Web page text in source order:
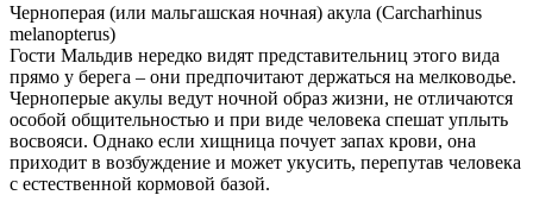
Черноперая (или мальгашская ночная) акула (Carcharhinus
melanopterus)
Гости Мальдив нередко видят представительниц этого вида
прямо у берега – они предпочитают держаться на мелководье.
Черноперые акулы ведут ночной образ жизни, не отличаются
особой общительностью и при виде человека спешат уплыть
восвояси. Однако если хищница почует запах крови, она
приходит в возбуждение и может укусить, перепутав человека
с естественной кормовой базой.